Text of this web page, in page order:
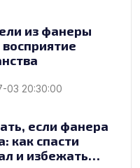
из фанеры
03 20:30:00
если фанера
как спасти
и избежать